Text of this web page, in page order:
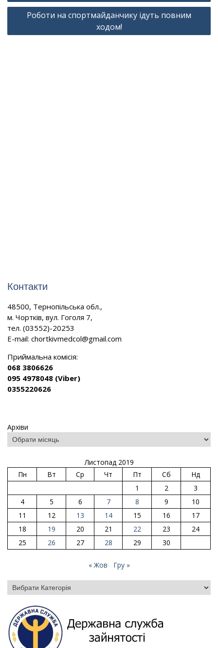
Роботи на спортмайданчику ідуть повним
ходом!
Контакти
48500, Тернопільська обл.,
м. Чортків, вул. Гоголя 7,
тел. (03552)-20253
E-mail: chortkivmedcol@gmail.com
Приймальна комісія:
068 3806626
095 4978048 (Viber)
0355220626
Архіви
Листопад 2019
Пн
Вт Ср Чт Пт Сб
Нд
1
2
3
4
5 6 7 8 9
10
11
12 13 14 15 16
17
18
19 20 21 22 23
24
25
26 27 28 29 30
« Жов Гру »
Категорії